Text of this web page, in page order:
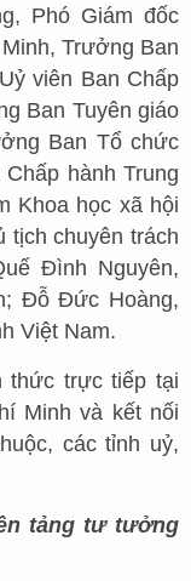
Phó Giám đốc
Trưởng Ban
viên Ban Chấp
Ban Tuyên giáo
Ban Tổ chức
hành Trung
Khoa học xã hội
tịch chuyên trách
Đình Nguyên,
Đỗ Đức Hoàng,
Việt Nam.
thức trực tiếp tại
Minh và kết nối
các tỉnh uỷ,
tảng tư tưởng